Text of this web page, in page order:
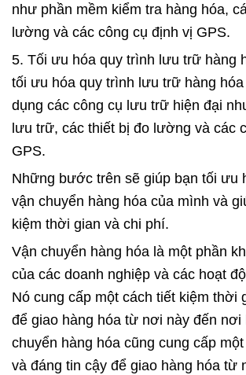
như phần mềm kiểm tra hàng hóa,
lường và các công cụ định vị GPS.
5. Tối ưu hóa quy trình lưu trữ hàng
tối ưu hóa quy trình lưu trữ hàng
dụng các công cụ lưu trữ hiện đại
lưu trữ, các thiết bị đo lường và các
GPS.
Những bước trên sẽ giúp bạn tối ưu
vận chuyển hàng hóa của mình và
kiệm thời gian và chi phí.
Vận chuyển hàng hóa là một phần
của các doanh nghiệp và các hoạt
Nó cung cấp một cách tiết kiệm thời
để giao hàng hóa từ nơi này đến nơi
chuyển hàng hóa cũng cung cấp
và đáng tin cậy để giao hàng hóa từ